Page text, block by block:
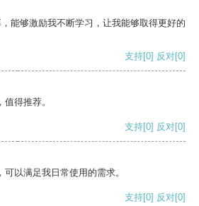
能够激励我不断学习，让我能够取得更好的
支持[0] 反对[0]
得推荐。
支持[0] 反对[0]
以满足我日常使用的需求。
支持[0] 反对[0]